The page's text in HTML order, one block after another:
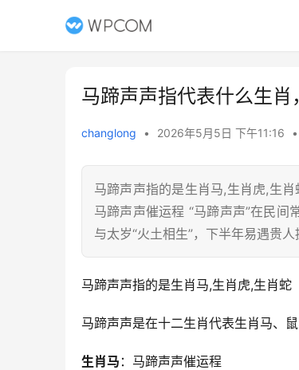
马蹄声声指代表什么生肖
changlong • 2026年5月5日 下午11:16 •
马蹄声声指的是生肖马,生肖虎,生
马蹄声声催运程 “马蹄声声”在民
与太岁“火土相生”，下半年易遇贵
马蹄声声指的是生肖马,生肖虎,生肖蛇
马蹄声声是在十二生肖代表生肖马、
生肖马 ：马蹄声声催运程